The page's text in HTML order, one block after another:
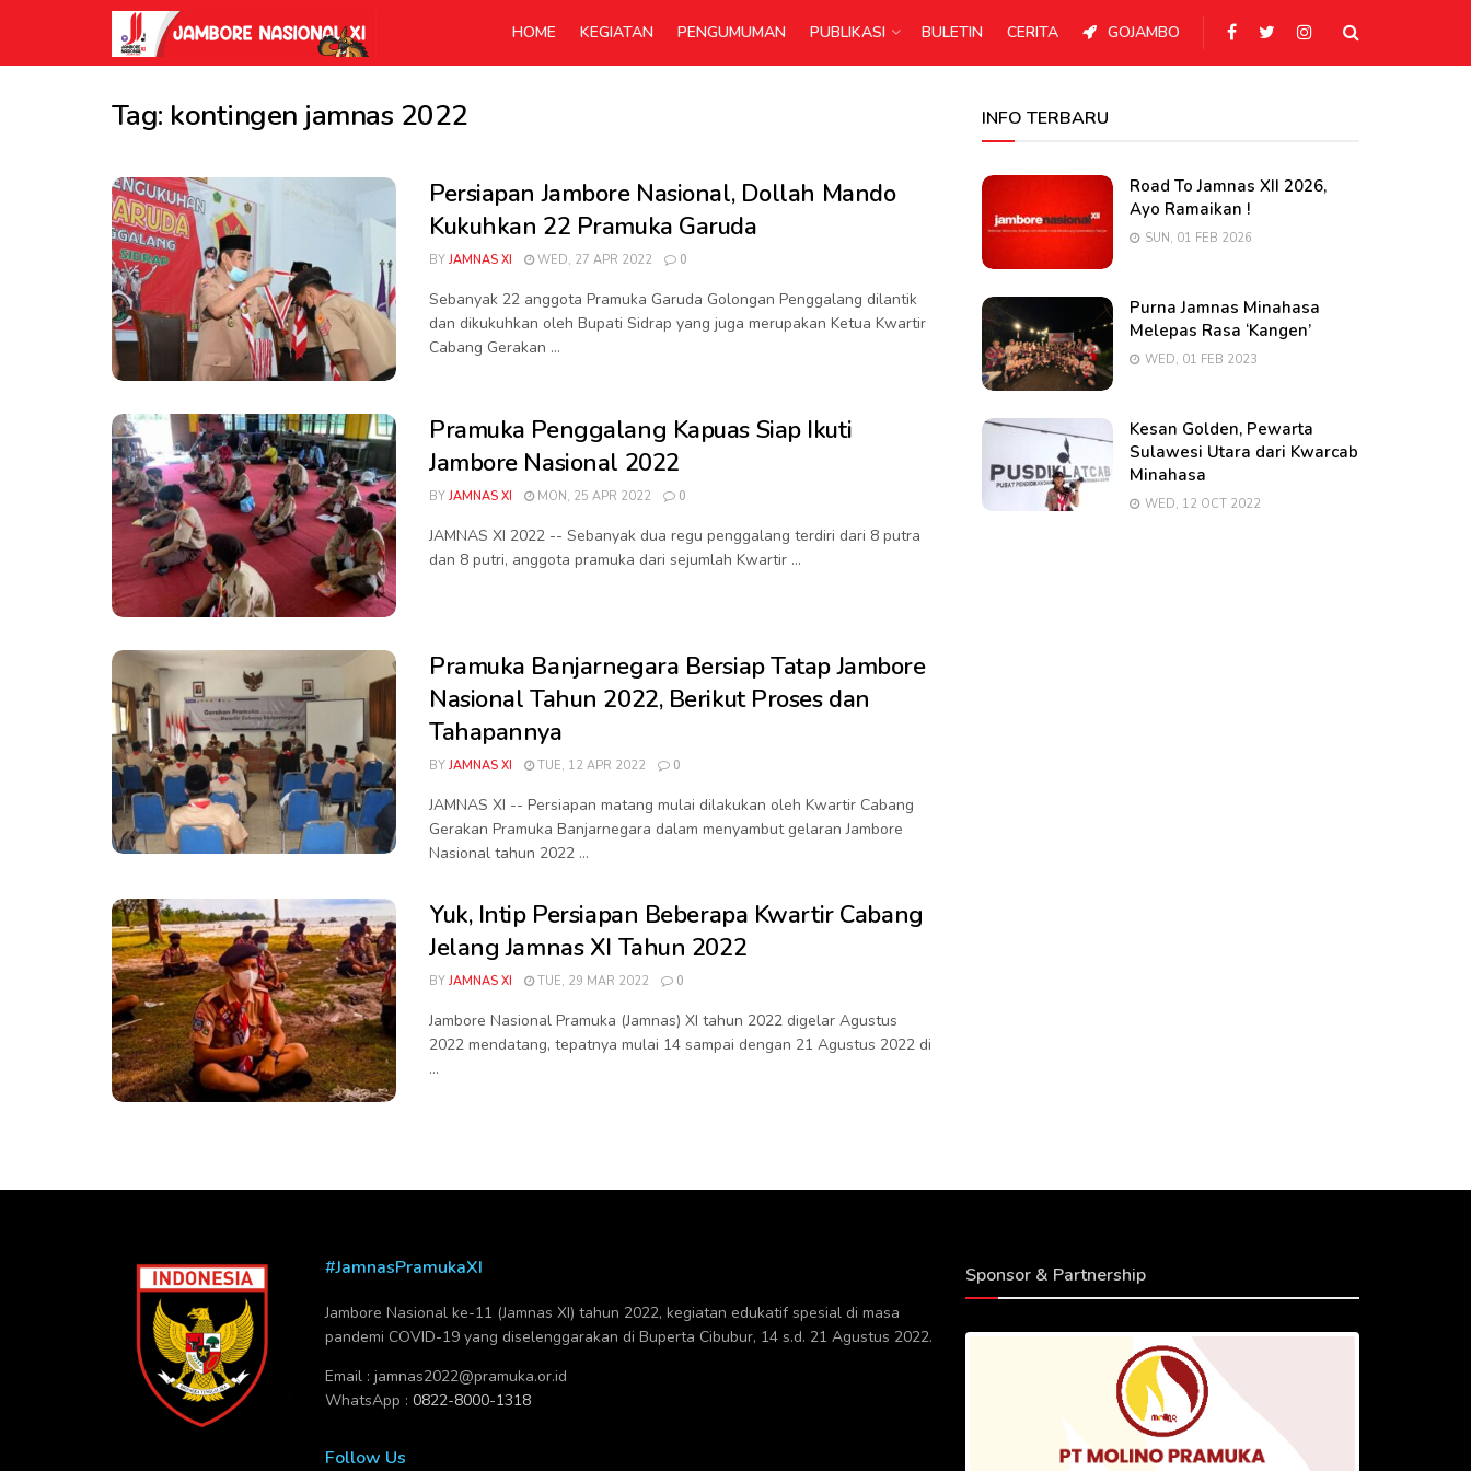
HOME KEGIATAN PENGUMUMAN PUBLIKASI BULETIN CERITA GOJAMBO
Tag: kontingen jamnas 2022
Persiapan Jambore Nasional, Dollah Mando
Kukuhkan 22 Pramuka Garuda
BY JAMNAS XI WED, 27 APR 2022 0
Sebanyak 22 anggota Pramuka Garuda Golongan Penggalang dilantik
dan dikukuhkan oleh Bupati Sidrap yang juga merupakan Ketua Kwartir
Cabang Gerakan ...
Pramuka Penggalang Kapuas Siap Ikuti
Jambore Nasional 2022
BY JAMNAS XI MON, 25 APR 2022 0
JAMNAS XI 2022 -- Sebanyak dua regu penggalang terdiri dari 8 putra
dan 8 putri, anggota pramuka dari sejumlah Kwartir ...
Pramuka Banjarnegara Bersiap Tatap Jambore
Nasional Tahun 2022, Berikut Proses dan
Tahapannya
BY JAMNAS XI TUE, 12 APR 2022 0
JAMNAS XI -- Persiapan matang mulai dilakukan oleh Kwartir Cabang
Gerakan Pramuka Banjarnegara dalam menyambut gelaran Jambore
Nasional tahun 2022 ...
Yuk, Intip Persiapan Beberapa Kwartir Cabang
Jelang Jamnas XI Tahun 2022
BY JAMNAS XI TUE, 29 MAR 2022 0
Jambore Nasional Pramuka (Jamnas) XI tahun 2022 digelar Agustus
2022 mendatang, tepatnya mulai 14 sampai dengan 21 Agustus 2022 di
...
INFO TERBARU
Road To Jamnas XII 2026,
Ayo Ramaikan !
SUN, 01 FEB 2026
Purna Jamnas Minahasa
Melepas Rasa ‘Kangen’
WED, 01 FEB 2023
Kesan Golden, Pewarta
Sulawesi Utara dari Kwarcab
Minahasa
WED, 12 OCT 2022
#JamnasPramukaXI
Jambore Nasional ke-11 (Jamnas XI) tahun 2022, kegiatan edukatif spesial di masa
pandemi COVID-19 yang diselenggarakan di Buperta Cibubur, 14 s.d. 21 Agustus 2022.
Email : jamnas2022@pramuka.or.id
WhatsApp : 0822-8000-1318
Follow Us
Sponsor & Partnership